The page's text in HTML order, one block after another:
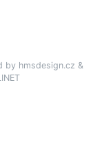
by hmsdesign.cz &